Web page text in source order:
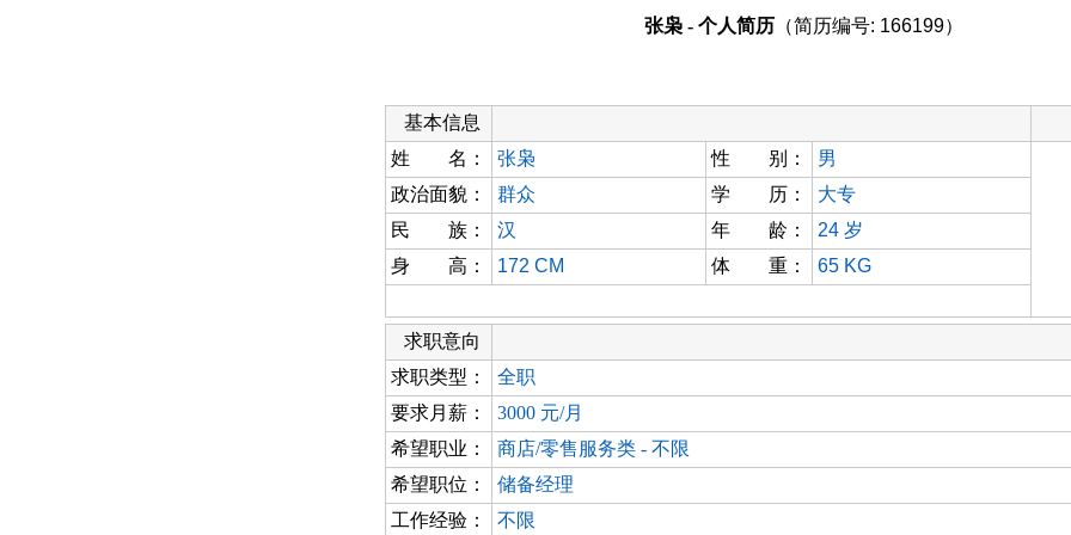
张枭 - 个人简历（简历编号: 166199）
基本信息
姓 名：
张枭 性 别：
男
政治面貌：
群众 学 历：
大专
民 族：
汉 年 龄： 24 岁
身 高：
172 CM 体 重： 65 KG
求职意向
求职类型：
全职
要求月薪：
3000 元/月
希望职业：
商店/零售服务类 - 不限
希望职位：
储备经理
工作经验：
不限